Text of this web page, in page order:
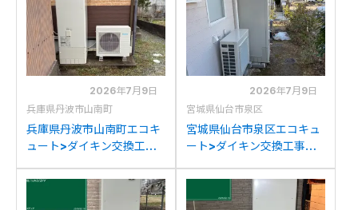
2026年7月9日
兵庫県丹波市山南町
兵庫県丹波市山南町エコキ
ュート>ダイキン交換工事
EQK37MFCVからダイキン
EQX37ZFVへの交換
2026年7月9日
宮城県仙台市泉区
宮城県仙台市泉区エコキュ
ート>ダイキン交換工事施
HPT46WX4からダイキン
EQX37ZFVへの交換